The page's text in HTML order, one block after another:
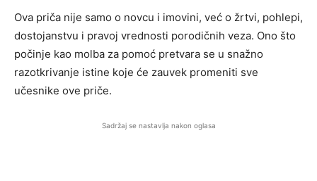
Ova priča nije samo o novcu i imovini, već o žrtvi, pohlepi,
dostojanstvu i pravoj vrednosti porodičnih veza. Ono što
počinje kao molba za pomoć pretvara se u snažno
razotkrivanje istine koje će zauvek promeniti sve
učesnike ove priče.
Sadržaj se nastavlja nakon oglasa